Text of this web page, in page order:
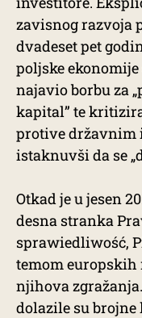
zavisnog razvoja
dvadeset pet
poljske
najavio borbu za
kapital” te
protive državnim
istaknuvši da se
Otkad je u jesen
desna stranka
sprawiedliwość,
temom europskih
njihova
dolazile su